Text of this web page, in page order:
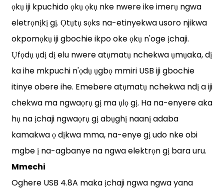
ọkụ iji kpuchido ọkụ ọkụ nke nwere ike imerụ ngwa
eletrọnịkị gị. Ọtụtụ sọks na-etinyekwa usoro njikwa
okpomọkụ iji gbochie ikpo oke ọkụ n'oge ịchaji.
Ụfọdụ ụdị dị elu nwere atụmatụ nchekwa ụmụaka, dị
ka ihe mkpuchi n'ọdụ ụgbọ mmiri USB iji gbochie
itinye obere ihe. Emebere atụmatụ nchekwa ndị a iji
chekwa ma ngwaọrụ gị ma ụlọ gị. Ha na-enyere aka
hụ na ịchaji ngwaọrụ gị abụghị naanị adaba
kamakwa ọ dịkwa mma, na-enye gị udo nke obi
mgbe ị na-agbanye na ngwa elektrọn gị bara uru.
Mmechi
Oghere USB 4.8A maka ịchaji ngwa ngwa yana